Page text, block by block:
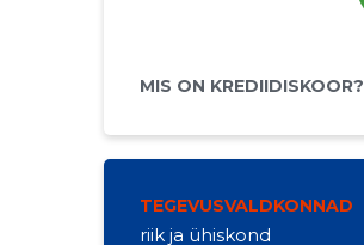
MIS ON KREDIIDISKOOR?
TEGEVUSVALDKONNAD
riik ja ühiskond